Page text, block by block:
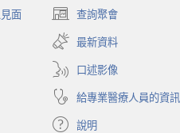
面 查詢聚會
（開
啟
新
視
窗）
最新資料
口述影像
給專業醫療人員的資訊
說明